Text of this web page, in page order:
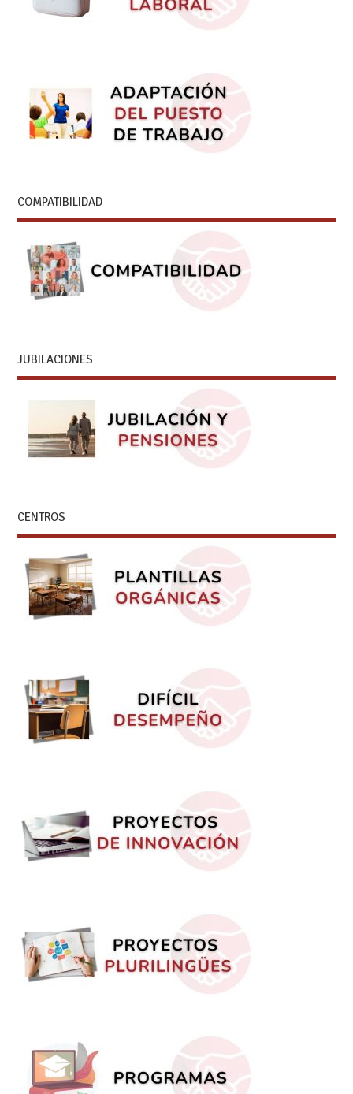
COMPATIBILIDAD
JUBILACIONES
CENTROS